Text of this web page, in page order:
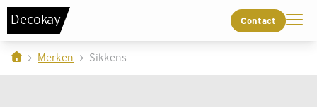
Decokay Contact
Merken Sikkens